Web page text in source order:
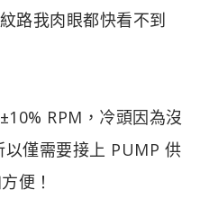
路我肉眼都快看不到
RPM，冷頭因為沒
以僅需要接上 PUMP 供
便！